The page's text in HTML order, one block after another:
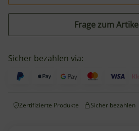
Frage zum Artikel
Sicher bezahlen via:
Zertifizierte Produkte Sicher bezahlen